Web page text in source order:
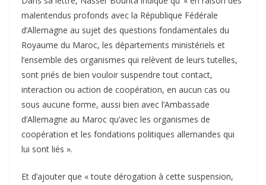
malentendus profonds avec la République Fédérale
d’Allemagne au sujet des questions fondamentales du
Royaume du Maroc, les départements ministériels et
l’ensemble des organismes qui relèvent de leurs tutelles,
sont priés de bien vouloir suspendre tout contact,
interaction ou action de coopération, en aucun cas ou
sous aucune forme, aussi bien avec l’Ambassade
d’Allemagne au Maroc qu’avec les organismes de
coopération et les fondations politiques allemandes qui
lui sont liés ».
Et d’ajouter que « toute dérogation à cette suspension,